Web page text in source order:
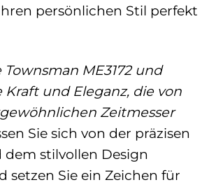
persönlichen Stil perfekt
Townsman ME3172 und
Kraft und Eleganz, die von
Zeitmesser
Sie sich von der präzisen
dem stilvollen Design
setzen Sie ein Zeichen für